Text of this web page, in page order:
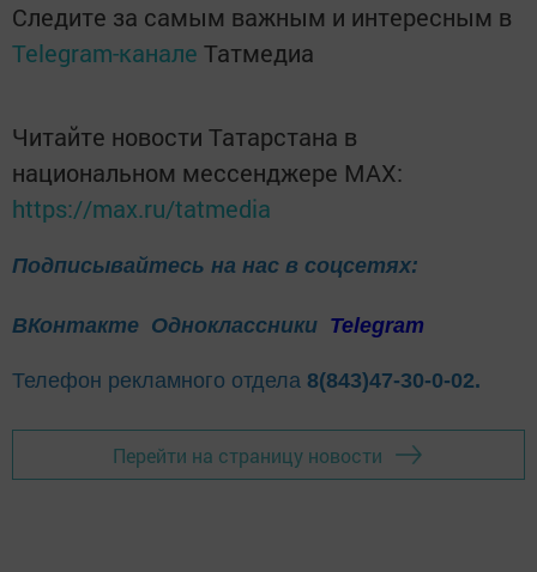
Следите за самым важным и интересным в
Telegram-канале Татмедиа
Читайте новости Татарстана в
национальном мессенджере MАХ:
https://max.ru/tatmedia
Подписывайтесь на нас в соцсетях:
ВКонтакте Одноклассники Telegram
Телефон рекламного отдела 8(843)47-30-0-02.
Перейти на страницу новости